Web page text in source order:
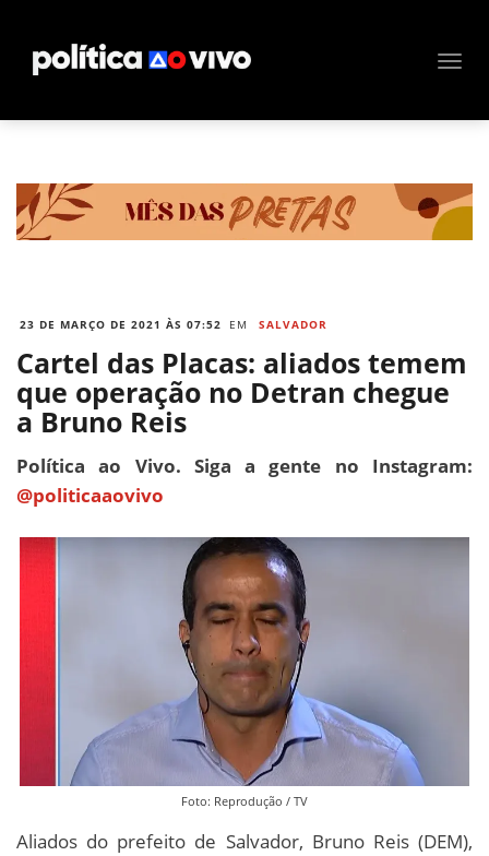
23 DE MARÇO DE 2021 ÀS 07:52 EM SALVADOR
Cartel das Placas: aliados temem
que operação no Detran chegue
a Bruno Reis
Política ao Vivo. Siga a gente no Instagram:
@politicaaovivo
Foto: Reprodução / TV
Aliados do prefeito de Salvador, Bruno Reis (DEM),